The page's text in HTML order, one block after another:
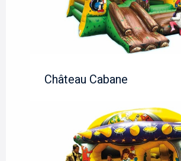
Château Cabane